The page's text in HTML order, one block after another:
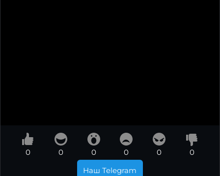
0 0 0 0 0
0
Наш Telegram